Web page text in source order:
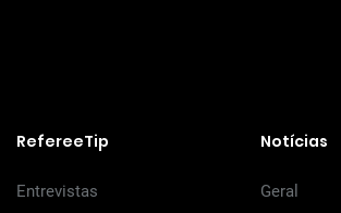
RefereeTip
Entrevistas
Notícias
Geral